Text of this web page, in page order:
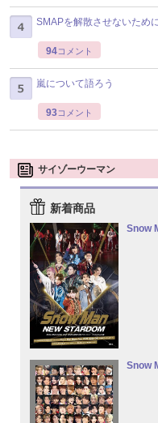
SMAPを解散させないため
94コメント
嵐について語ろう
93コメント
サイゾーウーマン
新着商品
Snow
Snow